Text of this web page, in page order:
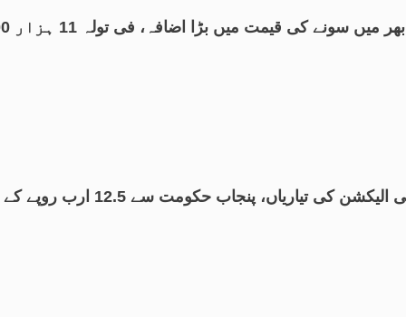
میں سونے کی قیمت میں بڑا اضافہ، فی تولہ 11 ہزار 300 روپے مہنگا
الیکشن کی تیاریاں، پنجاب حکومت سے 12.5 ارب روپے کے فنڈز طلب